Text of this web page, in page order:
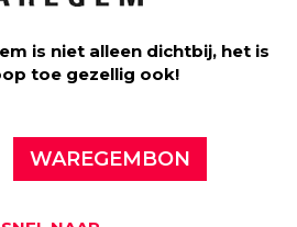
is niet alleen dichtbij, het is
toe gezellig ook!
WAREGEMBON